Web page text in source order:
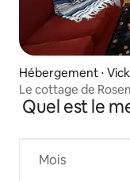
Hébergement ⋅
Le cottage de
Quel est le
Mois